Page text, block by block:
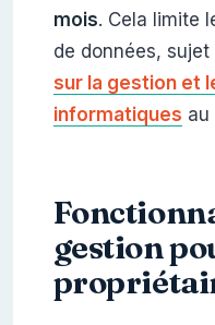
mois. Cela limite
de données,
sur la gestion et
informatiques au
gestion